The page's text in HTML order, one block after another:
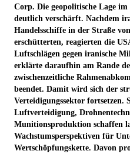
Corp. Die geopolitische Lage
deutlich verschärft. Nachdem
Handelsschiffe in der Straße
erschütterten, reagierten die
Luftschlägen gegen iranische
erklärte daraufhin am Rande
zwischenzeitliche
beendet. Damit wird sich der
Verteidigungssektor fortsetzen.
Luftverteidigung,
Munitionsproduktion schaffen
Wachstumsperspektiven für
Wertschöpfungskette. Davon